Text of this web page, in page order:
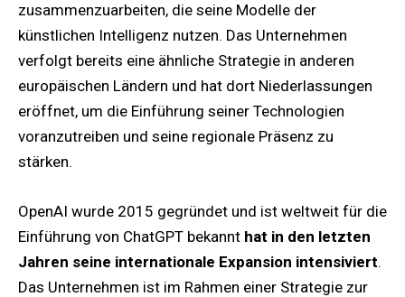
zusammenzuarbeiten, die seine Modelle der
künstlichen Intelligenz nutzen. Das Unternehmen
verfolgt bereits eine ähnliche Strategie in anderen
europäischen Ländern und hat dort Niederlassungen
eröffnet, um die Einführung seiner Technologien
voranzutreiben und seine regionale Präsenz zu
stärken.
OpenAI wurde 2015 gegründet und ist weltweit für die
Einführung von ChatGPT bekannt hat in den letzten
Jahren seine internationale Expansion intensiviert.
Das Unternehmen ist im Rahmen einer Strategie zur